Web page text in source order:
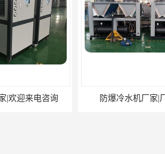
水机厂家|厂家直供 防爆